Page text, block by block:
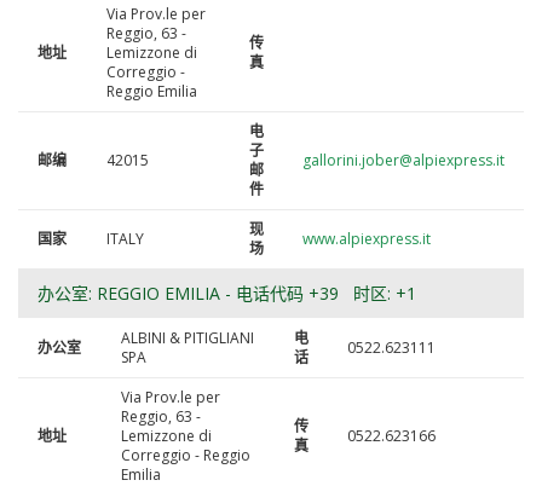
地址
Via Prov.le per
Reggio, 63 -
Lemizzone di
Correggio -
Reggio Emilia
传
真
邮编 42015
电
子
邮
件
gallorini.jober@alpiexpress.it
国家 ITALY
现
场
www.alpiexpress.it
办公室: REGGIO EMILIA - 电话代码 +39 时区: +1
办公室
ALBINI & PITIGLIANI
SPA
电
话
0522.623111
地址
Via Prov.le per
Reggio, 63 -
Lemizzone di
Correggio - Reggio
Emilia
传
真
0522.623166